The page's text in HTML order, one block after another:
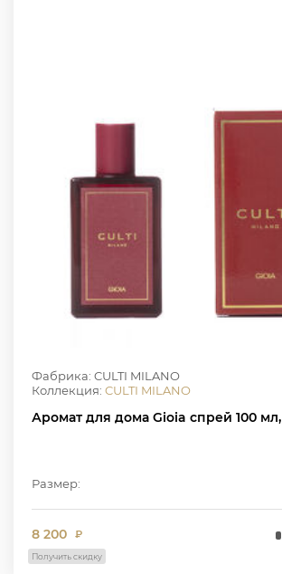
Фабрика: CULTI MILANO
Коллекция: CULTI MILANO
Аромат для дома Gioia спрей 100
Размер:
8 200 ₽
Получить скидку